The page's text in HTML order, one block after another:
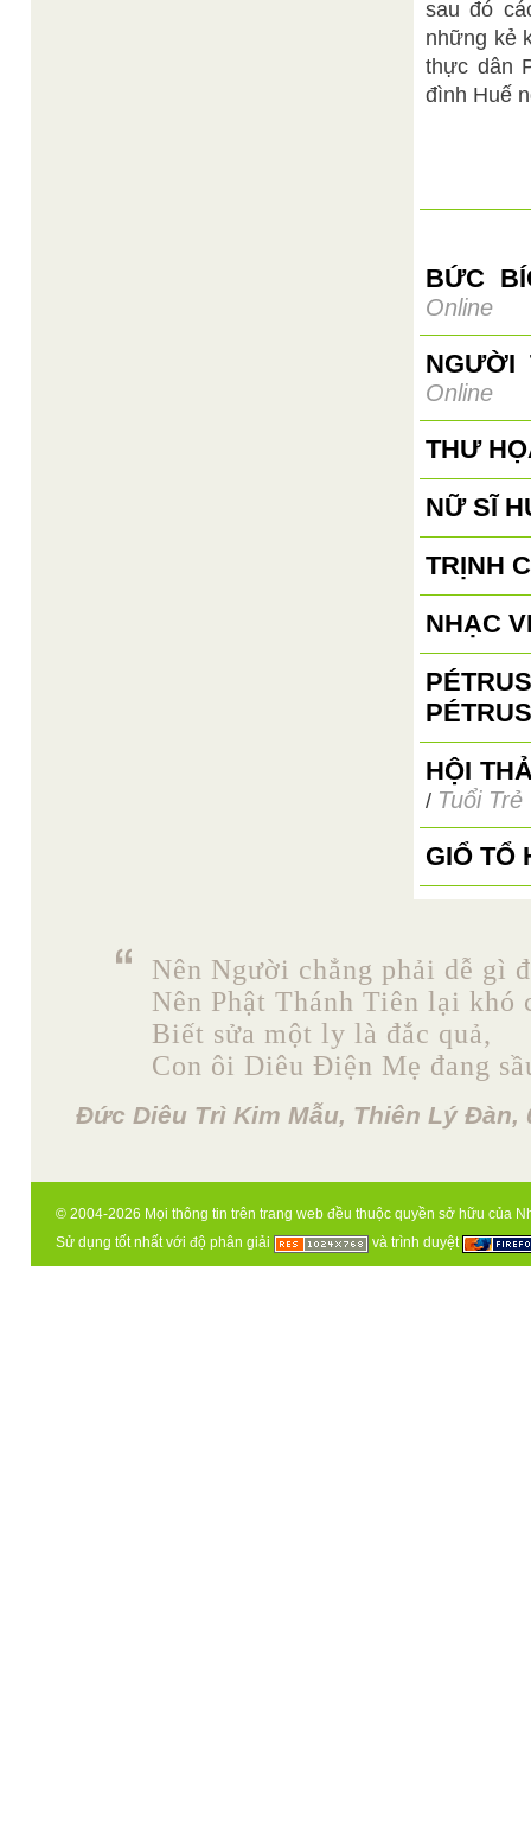
sau đó
những kẻ
thực dân
đình Huế
BỨC
Online
NGƯỜI
Online
THƯ
NỮ SĨ
TRỊNH
NHẠC
HỘI
/ Tuổi Trẻ
GIỔ TỔ
Nên Người chẳng phải dễ gì
Nên Phật Thánh Tiên lại khó
Biết sửa một ly là đắc quả,
Con ôi Diêu Điện Mẹ đang
Đức Diêu Trì Kim Mẫu, Thiên Lý Đàn,
© 2004-2026 Mọi thông tin trên trang web đều thuộc quyền sở hữu của
Sử dụng tốt nhất với độ phân giải
và trình duyệt